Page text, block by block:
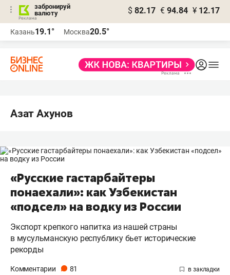
забронируй
валюту
$ 82.17 € 94.84 ¥ 12.17
Казань19.1° Москва20.5°
Азат Ахунов
«Русские гастарбайтеры
понаехали»: как Узбекистан
«подсел» на водку из России
Экспорт крепкого напитка из нашей страны
в мусульманскую республику бьет исторические
рекорды
Комментарии 81